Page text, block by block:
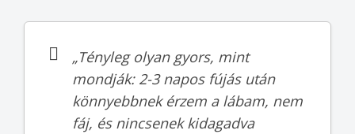
„Tényleg olyan gyors, mint
mondják: 2-3 napos fújás után
könnyebbnek érzem a lábam, nem
fáj, és nincsenek kidagadva